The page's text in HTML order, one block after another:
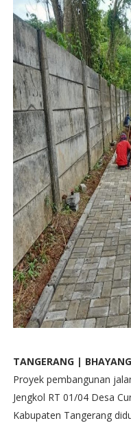
TANGERANG |
Proyek pembangunan
Jengkol RT 01/04 Desa
Kabupaten Tangerang